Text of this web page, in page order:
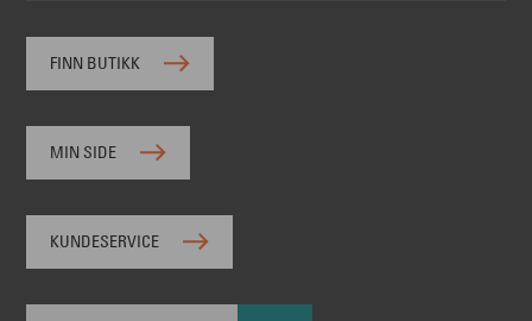
FINN BUTIKK
MIN SIDE
KUNDESERVICE